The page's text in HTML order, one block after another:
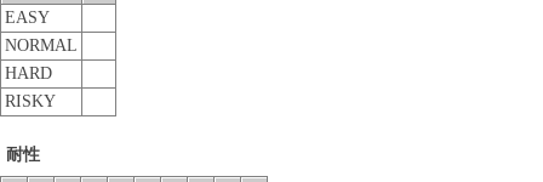
EASY
NORMAL
HARD
RISKY
耐性